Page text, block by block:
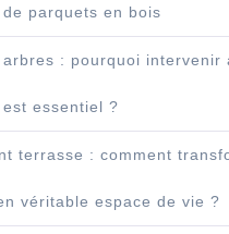
parquets en bois
arbres : pourquoi intervenir
essentiel ?
terrasse : comment
véritable espace de vie ?